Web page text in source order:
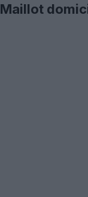
Maillot